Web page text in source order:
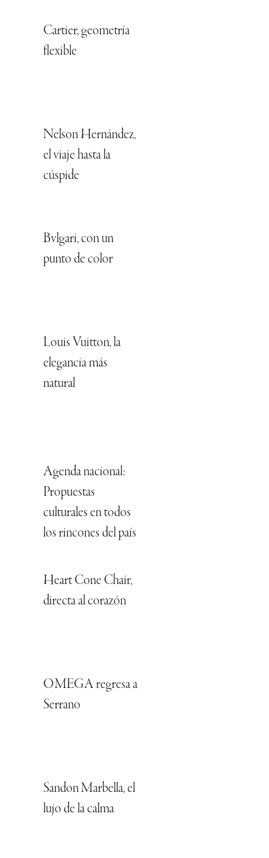
Cartier, geometría
flexible
Nelson Hernández,
el viaje hasta la
cúspide
Bvlgari, con un
punto de color
Louis Vuitton, la
elegancia más
natural
Agenda nacional:
Propuestas
culturales en todos
los rincones del país
Heart Cone Chair,
directa al corazón
OMEGA regresa a
Serrano
Sandon Marbella, el
lujo de la calma